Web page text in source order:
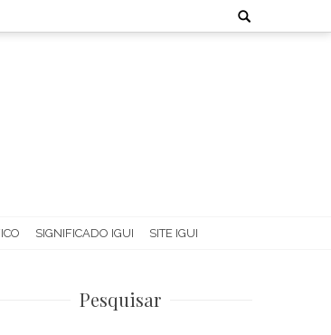
Search
for:
SIGNIFICADO IGUI SITE IGUI
Pesquisar